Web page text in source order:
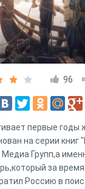
96
первые годы
на серии книг
Групп,а
за
Россию в